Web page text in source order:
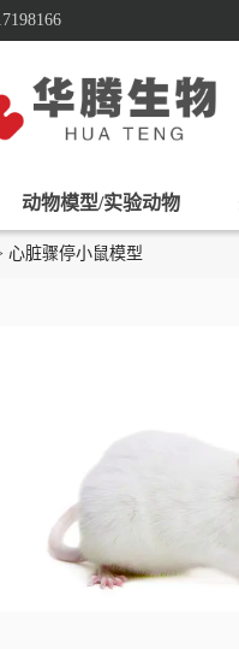
动物模型/实验动物
心脏骤停小鼠模型